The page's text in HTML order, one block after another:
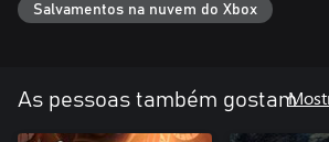
Salvamentos na nuvem do Xbox
As pessoas também gostam